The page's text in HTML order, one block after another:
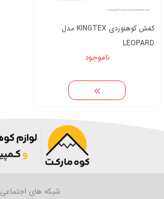
کفش کوهنوردی KINGTEX مدل
LEOPARD
ناموجود
شبکه های اجتماعی